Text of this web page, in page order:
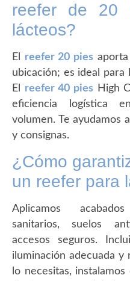
reefer de 20
lácteos?
El reefer 20 piesaporta
ubicación; es ideal para
El reefer 40 piesHigh
eficiencia logística
volumen. Te ayudamos
y consignas.
¿Cómo
un reefer para
Aplicamos
sanitarios, suelos
accesos seguros.
iluminación adecuada
lo necesitas,